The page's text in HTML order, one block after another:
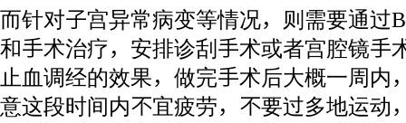
而针对子宫异常病变等情况，则需要通过
和手术治疗，安排诊刮手术或者宫腔镜手
止血调经的效果，做完手术后大概一周内
意这段时间内不宜疲劳，不要过多地运动